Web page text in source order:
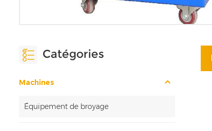
Catégories
Machines
Équipement de broyage